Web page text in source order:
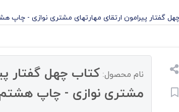
گفتار پیرامون ارتقای مهارتهای مشتری نوازی - چاپ
نام محصول: کتاب چهل گفتار
مشتری نوازی - چاپ